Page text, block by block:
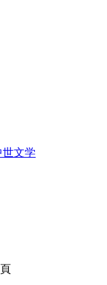
世文学